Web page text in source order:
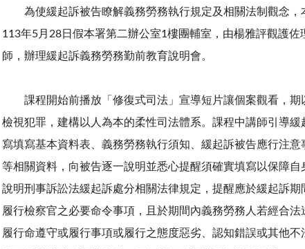
為使緩起訴被告瞭解義務勞務執行規定及相關法制觀念，
113年5月28日假本署第二辦公室1樓團輔室，由楊雅評觀護佐
師，辦理緩起訴義務勞務勤前教育說明會。
課程開始前播放「修復式司法」宣導短片讓個案觀看，期
檢視犯罪，建構以人為本的柔性司法體系。課程中講師引導緩
寫填寫基本資料表、義務勞務執行須知、緩起訴被告應行注意
等相關資料，向被告逐一說明並悉心提醒須確實填寫以保障自
說明刑事訴訟法緩起訴處分相關法律規定，提醒應於緩起訴期
履行檢察官之必要命令事項，且於期間內義務勞務人若經合法
履行命遵守或履行事項或履行之態度惡劣、認知錯誤或其他不